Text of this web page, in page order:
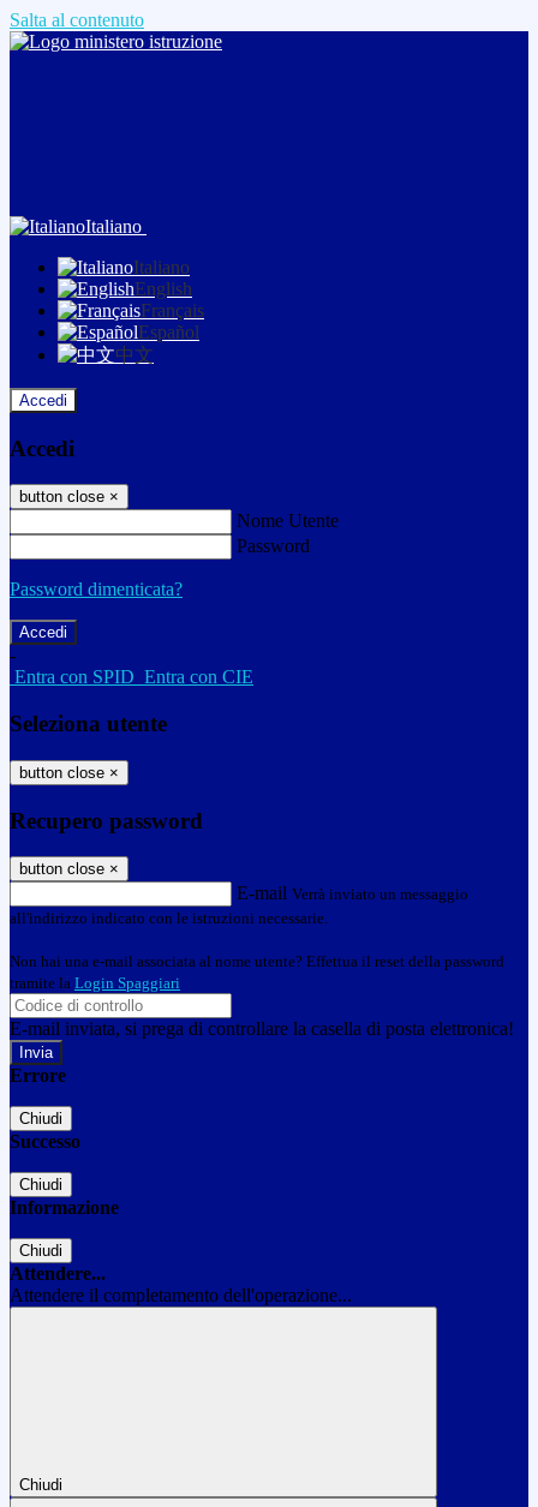
Salta al contenuto
Italiano
Italiano
English
Français
Español
中文
Accedi
Accedi
button close ×
Nome Utente
Password
Password dimenticata?
-
Entra con SPID Entra con CIE
Seleziona utente
button close ×
Recupero password
button close ×
E-mail Verrà inviato un messaggio
all'indirizzo indicato con le istruzioni necessarie.
Non hai una e-mail associata al nome utente? Effettua il reset della password
tramite la Login Spaggiari
E-mail inviata, si prega di controllare la casella di posta elettronica!
Errore
Chiudi
Successo
Chiudi
Informazione
Chiudi
Attendere...
Attendere il completamento dell'operazione...
Chiudi